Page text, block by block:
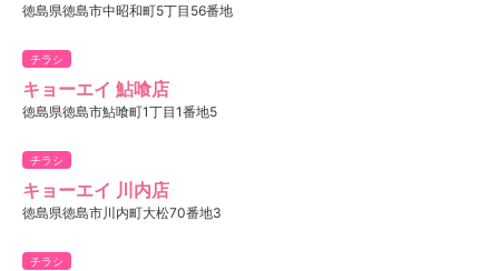
徳島県徳島市中昭和町5丁目56番地
チラシ
キョーエイ 鮎喰店
徳島県徳島市鮎喰町1丁目1番地5
チラシ
キョーエイ 川内店
徳島県徳島市川内町大松70番地3
チラシ